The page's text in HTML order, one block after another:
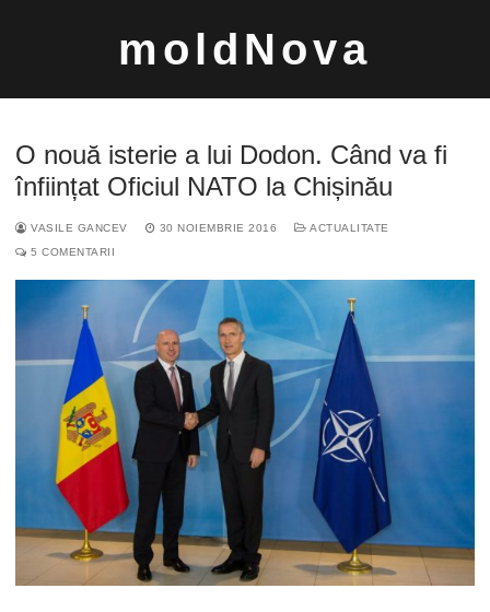
moldNova
O nouă isterie a lui Dodon. Când va fi
înființat Oficiul NATO la Chișinău
VASILE GANCEV 30 NOIEMBRIE 2016
ACTUALITATE
5 COMENTARII